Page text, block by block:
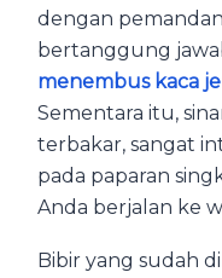
dengan
bertanggung
menembus kaca
Sementara itu,
terbakar, sangat
pada paparan
Anda berjalan ke
Bibir yang sudah